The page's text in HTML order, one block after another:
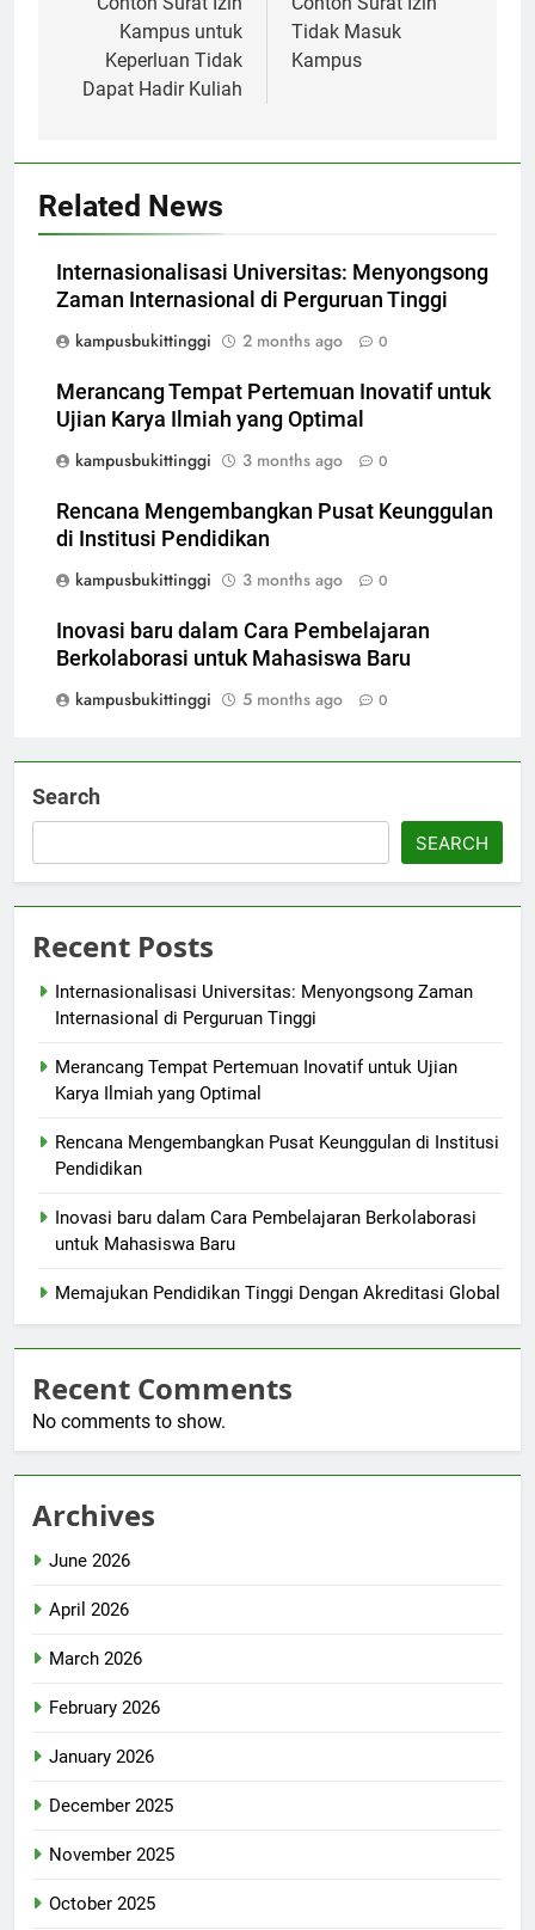
navigation
Kampus untuk
Keperluan Tidak
Dapat Hadir Kuliah
Tidak Masuk
Kampus
Related News
Internasionalisasi Universitas: Menyongsong
Zaman Internasional di Perguruan Tinggi
kampusbukittinggi
2 months ago 0
Merancang Tempat Pertemuan Inovatif untuk
Ujian Karya Ilmiah yang Optimal
kampusbukittinggi
3 months ago 0
Rencana Mengembangkan Pusat Keunggulan
di Institusi Pendidikan
kampusbukittinggi
3 months ago 0
Inovasi baru dalam Cara Pembelajaran
Berkolaborasi untuk Mahasiswa Baru
kampusbukittinggi
5 months ago 0
Search
SEARCH
Recent Posts
Internasionalisasi Universitas: Menyongsong Zaman
Internasional di Perguruan Tinggi
Merancang Tempat Pertemuan Inovatif untuk Ujian
Karya Ilmiah yang Optimal
Rencana Mengembangkan Pusat Keunggulan di Institusi
Pendidikan
Inovasi baru dalam Cara Pembelajaran Berkolaborasi
untuk Mahasiswa Baru
Memajukan Pendidikan Tinggi Dengan Akreditasi Global
Recent Comments
No comments to show.
Archives
June 2026
April 2026
March 2026
February 2026
January 2026
December 2025
November 2025
October 2025